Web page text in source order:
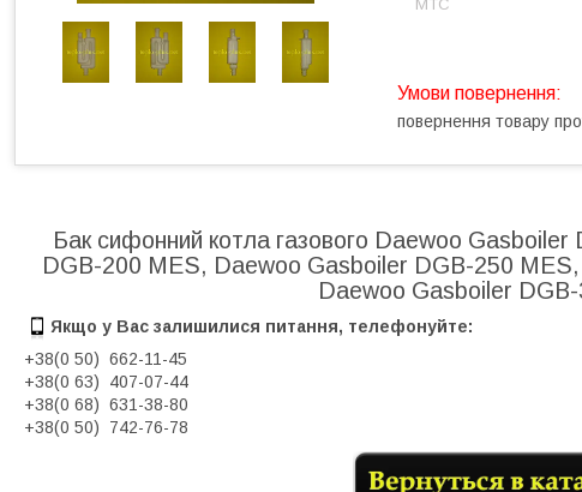
МТС
повернення товару
Бак сифонний котла газового Daewoo
DGB-200 MES, Daewoo Gasboiler DGB-250
Daewoo Gasboiler
Якщо у Вас залишилися питання, телефонуйте:
+38(0 50) 662-11-45
+38(0 63) 407-07-44
+38(0 68) 631-38-80
+38(0 50) 742-76-78